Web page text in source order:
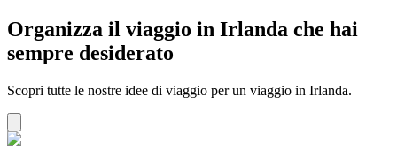
Organizza il viaggio in Irlanda che hai
sempre desiderato
Scopri tutte le nostre idee di viaggio per un viaggio in Irlanda.